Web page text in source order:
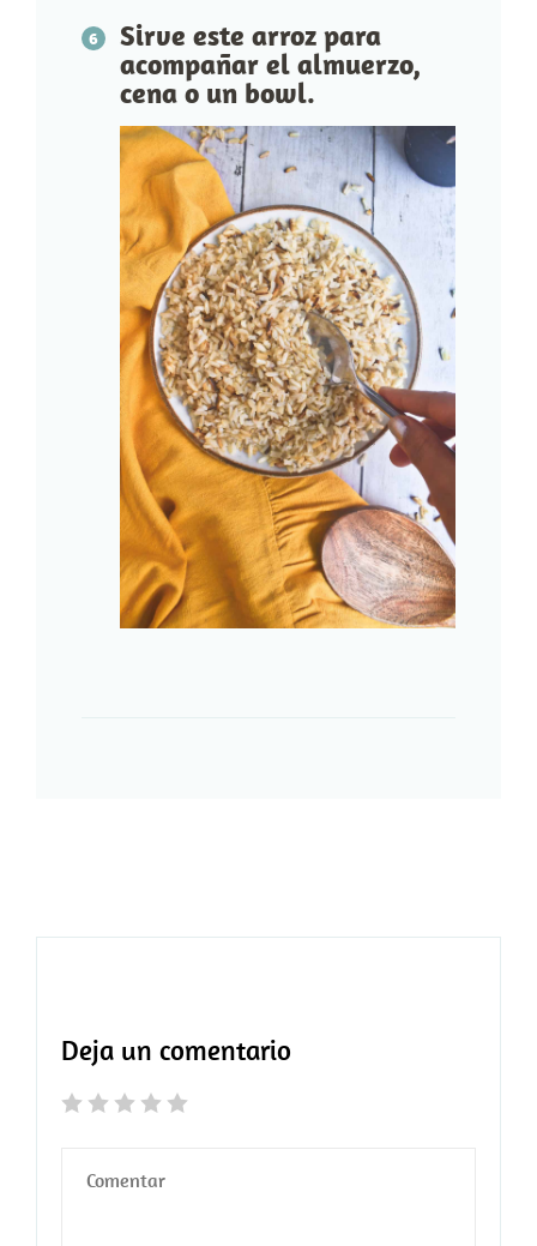
Sirve este arroz para
acompañar el almuerzo,
cena o un bowl.
Deja un comentario